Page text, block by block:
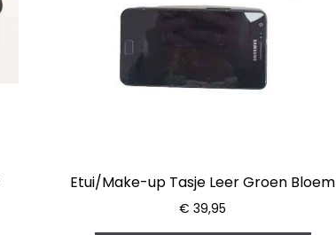
Etui/Make-up Tasje Leer Groen Bloem
€ 39,95